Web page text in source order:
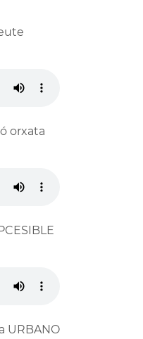
orxata
URBANO